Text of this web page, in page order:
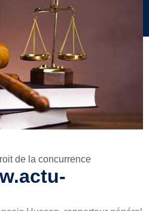
de la concurrence